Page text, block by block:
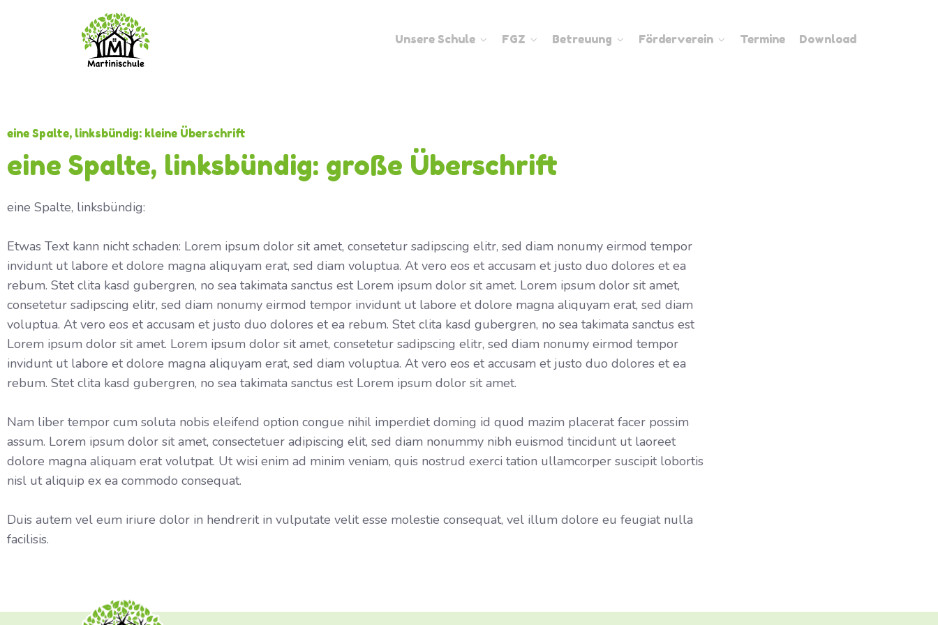
Unsere Schule FGZ Betreuung Förderverein Termine Download
eine Spalte, linksbündig: kleine Überschrift
eine Spalte, linksbündig: große Überschrift
eine Spalte, linksbündig:
Etwas Text kann nicht schaden: Lorem ipsum dolor sit amet, consetetur sadipscing elitr, sed diam nonumy eirmod tempor
invidunt ut labore et dolore magna aliquyam erat, sed diam voluptua. At vero eos et accusam et justo duo dolores et ea
rebum. Stet clita kasd gubergren, no sea takimata sanctus est Lorem ipsum dolor sit amet. Lorem ipsum dolor sit amet,
consetetur sadipscing elitr, sed diam nonumy eirmod tempor invidunt ut labore et dolore magna aliquyam erat, sed diam
voluptua. At vero eos et accusam et justo duo dolores et ea rebum. Stet clita kasd gubergren, no sea takimata sanctus est
Lorem ipsum dolor sit amet. Lorem ipsum dolor sit amet, consetetur sadipscing elitr, sed diam nonumy eirmod tempor
invidunt ut labore et dolore magna aliquyam erat, sed diam voluptua. At vero eos et accusam et justo duo dolores et ea
rebum. Stet clita kasd gubergren, no sea takimata sanctus est Lorem ipsum dolor sit amet.
Nam liber tempor cum soluta nobis eleifend option congue nihil imperdiet doming id quod mazim placerat facer possim
assum. Lorem ipsum dolor sit amet, consectetuer adipiscing elit, sed diam nonummy nibh euismod tincidunt ut laoreet
dolore magna aliquam erat volutpat. Ut wisi enim ad minim veniam, quis nostrud exerci tation ullamcorper suscipit lobortis
nisl ut aliquip ex ea commodo consequat.
Duis autem vel eum iriure dolor in hendrerit in vulputate velit esse molestie consequat, vel illum dolore eu feugiat nulla
facilisis.